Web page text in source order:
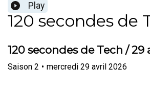
Play
120 secondes de
120 secondes de Tech / 29
Saison 2 • mercredi 29 avril 2026